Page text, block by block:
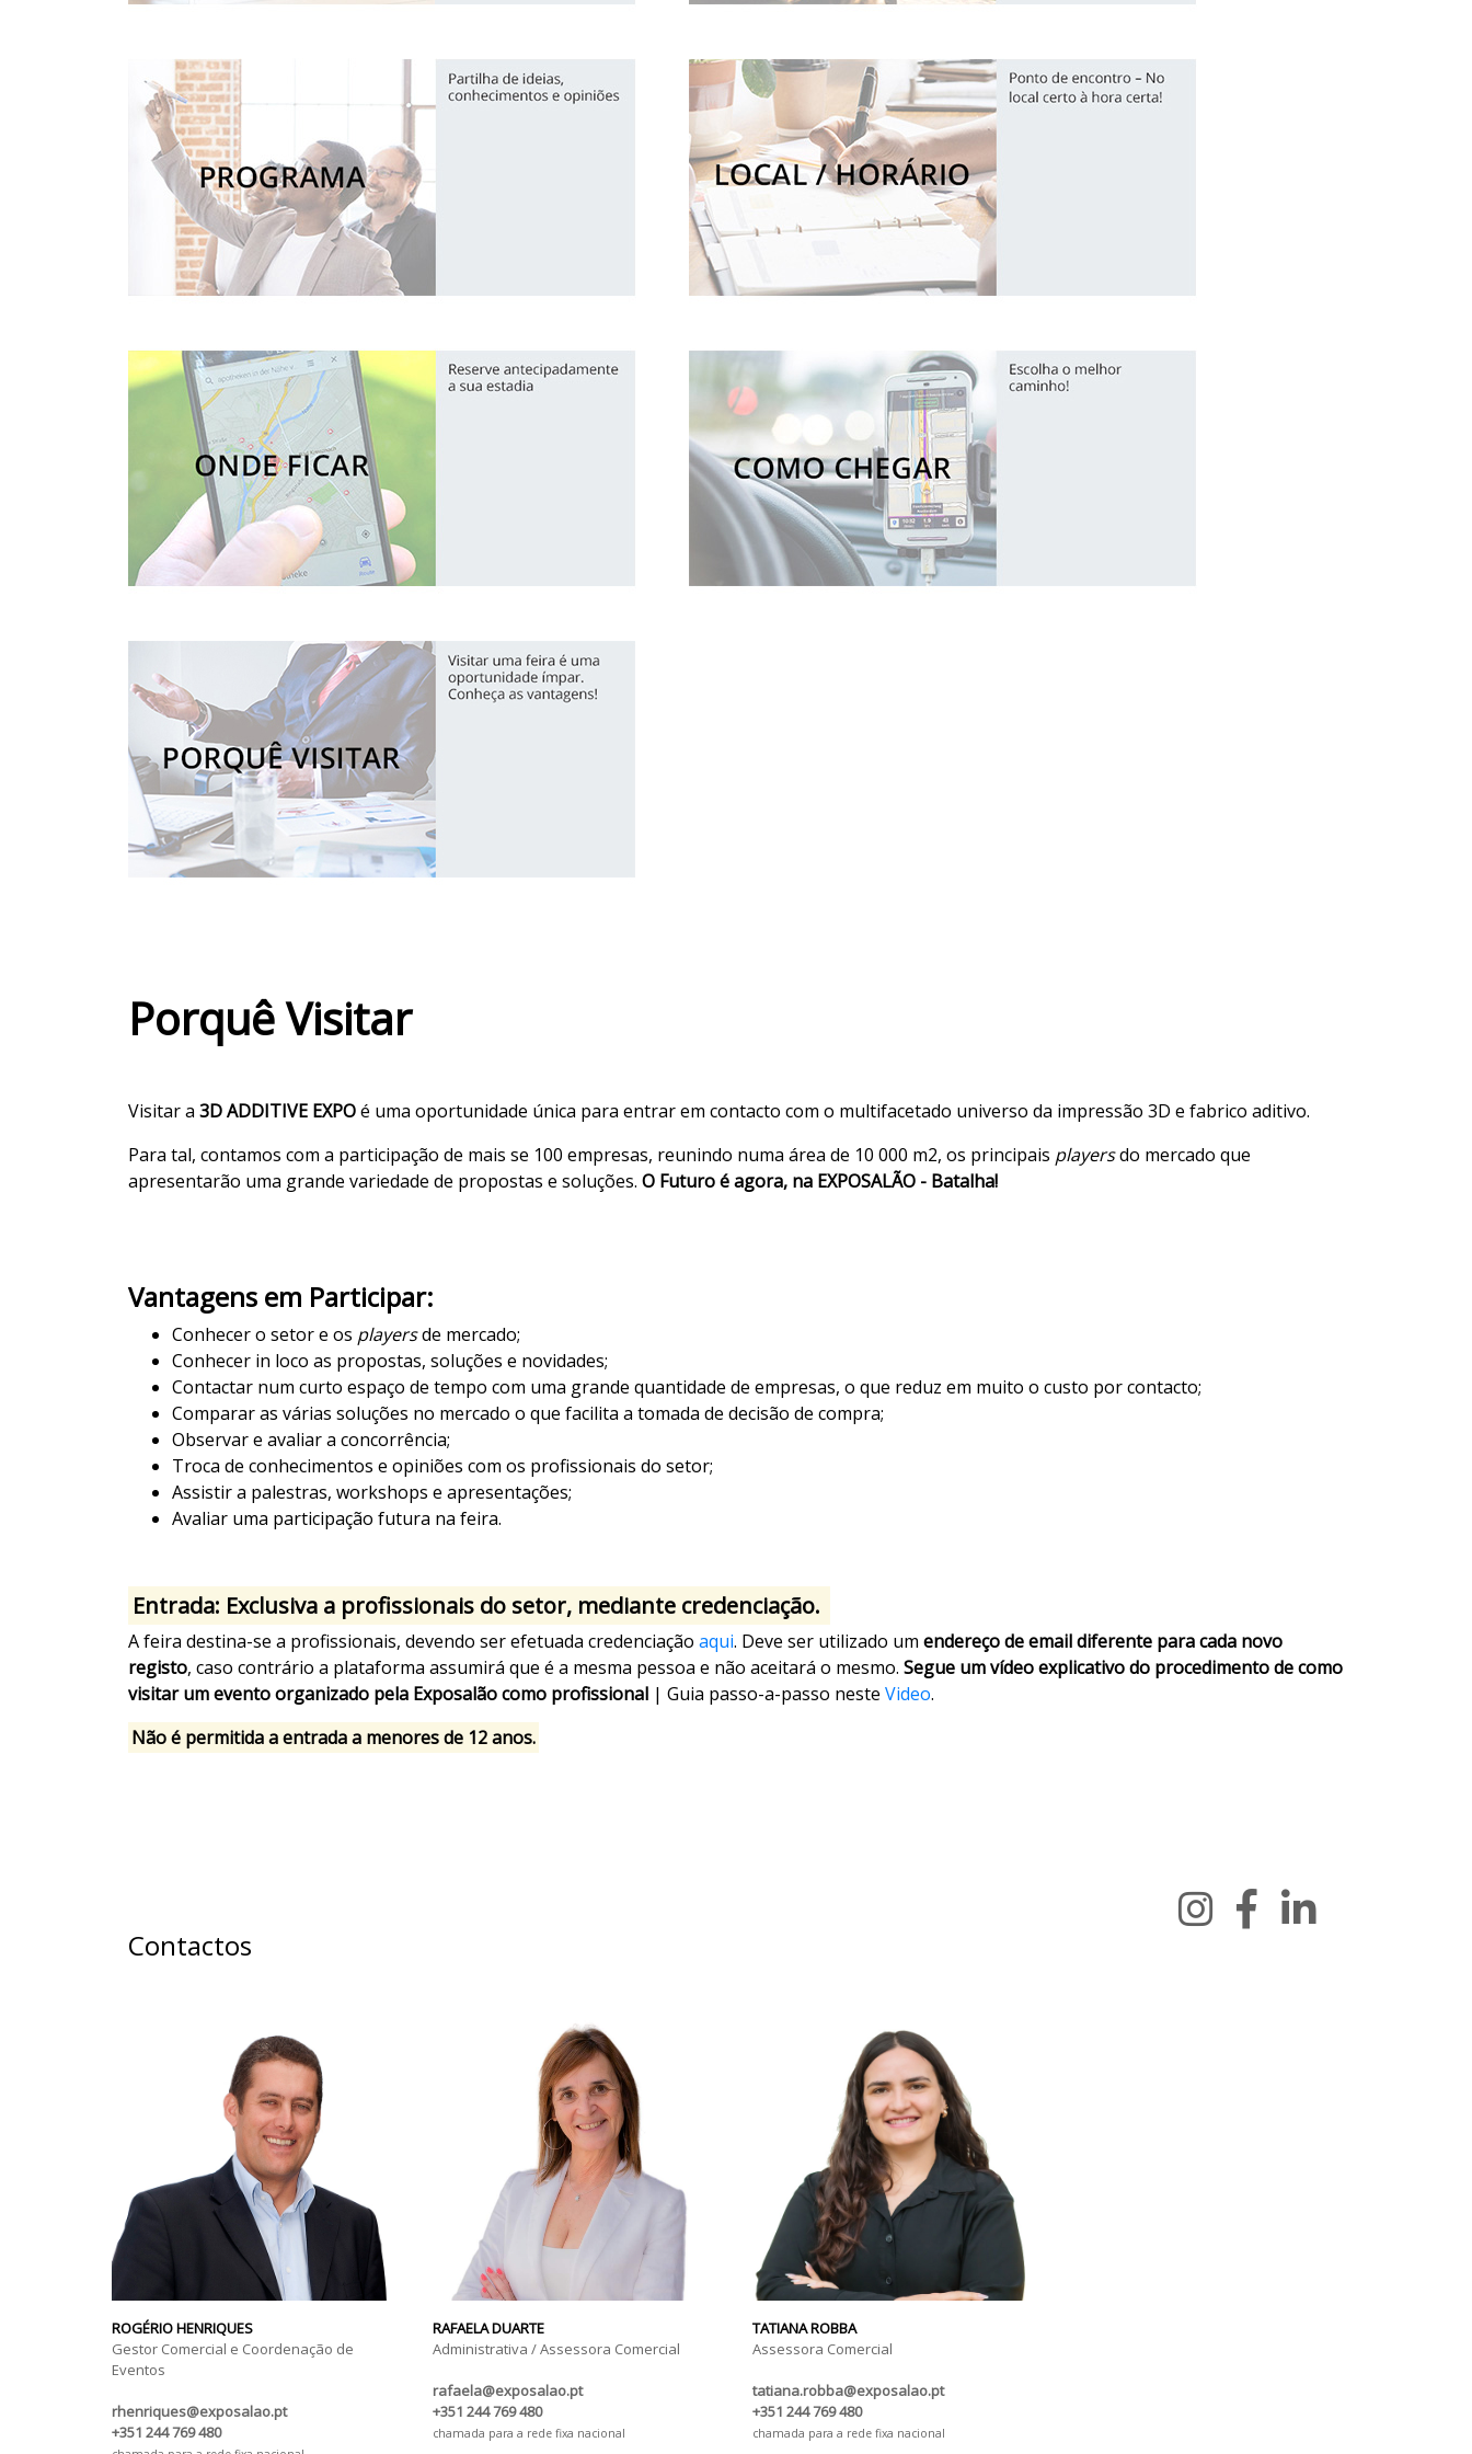
Porquê Visitar
Visitar a 3D ADDITIVE EXPOé uma oportunidade única para entrar em contacto com o multifacetado universo da impressão 3D e fabrico aditivo.
Para tal, contamos com a participação de mais se 100 empresas, reunindo numa área de 10 000 m2, os principais playersdo mercado que
apresentarão uma grande variedade de propostas e soluções. O Futuro é agora, na EXPOSALÃO - Batalha!
Vantagens em Participar:
Conhecer o setor e os playersde mercado;
Conhecer in loco as propostas, soluções e novidades;
Contactar num curto espaço de tempo com uma grande quantidade de empresas, o que reduz em muito o custo por contacto;
Comparar as várias soluções no mercado o que facilita a tomada de decisão de compra;
Observar e avaliar a concorrência;
Troca de conhecimentos e opiniões com os profissionais do setor;
Assistir a palestras, workshops e apresentações;
Avaliar uma participação futura na feira.
Entrada: Exclusiva a profissionais do setor, mediante credenciação.
A feira destina-se a profissionais, devendo ser efetuada credenciação aqui. Deve ser utilizado um endereço de email diferente para cada novo
registo, caso contrário a plataforma assumirá que é a mesma pessoa e não aceitará o mesmo. Segue um vídeo explicativo do procedimento de como
visitar um evento organizado pela Exposalão como profissional | Guia passo-a-passo neste Video.
Não é permitida a entrada a menores de 12 anos.
Contactos
ROGÉRIO HENRIQUES
Gestor Comercial e Coordenação de
Eventos
rhenriques@exposalao.pt
+351 244 769 480
RAFAELA DUARTE
Administrativa / Assessora Comercial
rafaela@exposalao.pt
+351 244 769 480
chamada para a rede fixa nacional
TATIANA ROBBA
Assessora Comercial
tatiana.robba@exposalao.pt
+351 244 769 480
chamada para a rede fixa nacional